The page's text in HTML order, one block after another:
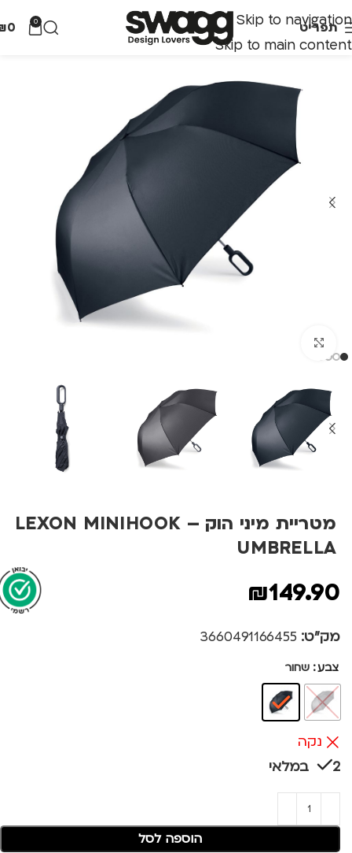
Skip to navigation
Skip to main content
תפריט 0
0
מטריית מיני הוק – LEXON MINIHOOK
UMBRELLA
₪149.90
מק"ט: 3660491166455
צבע שחור
נקה
2 במלאי
הוספה לסל